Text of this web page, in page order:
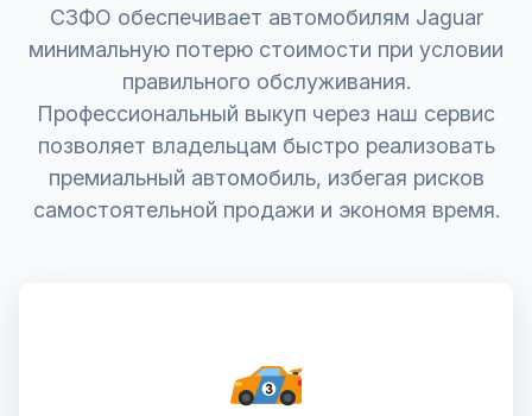
СЗФО обеспечивает автомобилям Jaguar
минимальную потерю стоимости при условии
правильного обслуживания.
Профессиональный выкуп через наш сервис
позволяет владельцам быстро реализовать
премиальный автомобиль, избегая рисков
самостоятельной продажи и экономя время.